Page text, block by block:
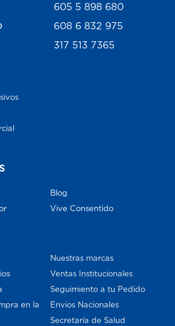
605 5 898 680
608 6 832 975
317 513 7365
Blog
Vive Consentido
en la
Nuestras marcas
Ventas Institucionales
Seguimiento a tu Pedido
Envios Nacionales
Secretaría de Salud